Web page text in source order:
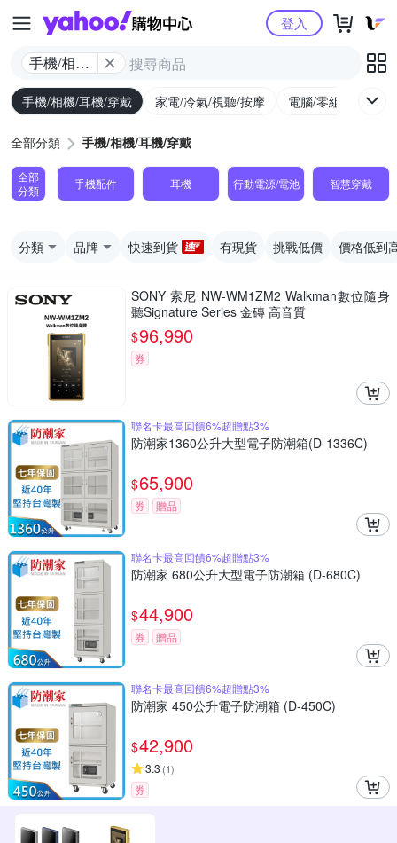
Yahoo購物中心
手機/相機/
耳機/穿戴
登入
手機/相機/耳機/穿戴 家電/冷氣/視聽/按摩 電腦/零組件/週邊/
全部分類 手機/相機/耳機/穿戴
全部
分類
手機配件 耳機 行動電源/電池 智慧穿戴
分類 品牌 快速到貨 有現貨 挑戰低價 價格低到
SONY 索尼 NW-WM1ZM2 Walkman數位隨身
聽Signature Series 金磚 高音質
$96,990
券
聯名卡最高回饋6%超贈點3%
防潮家1360公升大型電子防潮箱(D-1336C)
$65,900
券 贈品
聯名卡最高回饋6%超贈點3%
防潮家 680公升大型電子防潮箱 (D-680C)
$44,900
券 贈品
聯名卡最高回饋6%超贈點3%
防潮家 450公升電子防潮箱 (D-450C)
$42,900
3.3 (1)
券